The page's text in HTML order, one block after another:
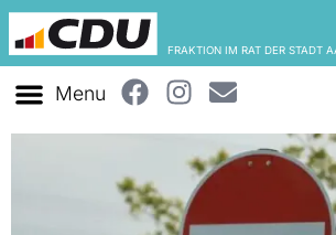
FRAKTION IM RAT DER STADT